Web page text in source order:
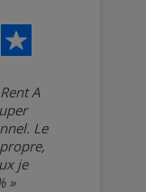
A
Le
je
»